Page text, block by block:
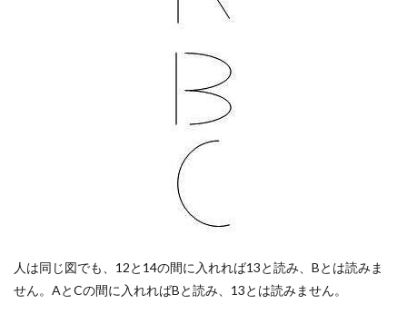
人は同じ図でも、12と14の間に入れれば13と読み、Bとは読みま
せん。AとCの間に入れればBと読み、13とは読みません。